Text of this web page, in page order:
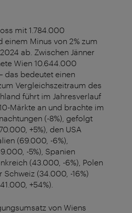
mit 1.784.000
einem Minus von 2% zum
ab. Zwischen Jänner
Wien 10.644.000
das bedeutet einen
Vergleichszeitraum des
führt im Jahresverlauf
Märkte an und brachte im
(-8%), gefolgt
+5%), den USA
(69.000, -6%),
-5%), Spanien
(43.000, -6%), Polen
Schweiz (34.000, -16%)
+54%).
von Wiens